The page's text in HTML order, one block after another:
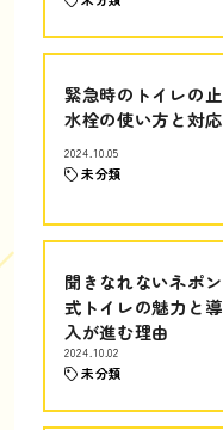
緊急時のトイレの止
水栓の使い方と対応
2024.10.05
未分類
聞きなれないネポン
式トイレの魅力と導
入が進む理由
2024.10.02
未分類